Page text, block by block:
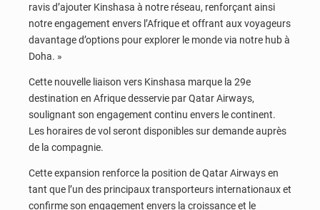
ravis d’ajouter Kinshasa à notre réseau, renforçant ainsi
notre engagement envers l’Afrique et offrant aux voyageurs
davantage d’options pour explorer le monde via notre hub à
Doha. »
Cette nouvelle liaison vers Kinshasa marque la 29e
destination en Afrique desservie par Qatar Airways,
soulignant son engagement continu envers le continent.
Les horaires de vol seront disponibles sur demande auprès
de la compagnie.
Cette expansion renforce la position de Qatar Airways en
tant que l’un des principaux transporteurs internationaux et
confirme son engagement envers la croissance et le